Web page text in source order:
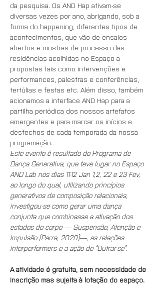
da pesquisa. Os AND Hap ativam-se
diversas vezes por ano, abrigando, sob a
forma do happening, diferentes tipos de
acontecimentos, que vão de ensaios
abertos e mostras de processo das
residências acolhidas no Espaço a
propostas tais como intervenções e
performances, palestras e conferências,
tertúlias e festas etc. Além disso, também
acionamos a interface AND Hap para a
partilha periódica dos nossos artefatos
emergentes e para marcar os inícios e
desfechos de cada temporada da nossa
programação.
Este evento é resultado do Programa de
Dança Generativa, que teve lugar no Espaço
AND Lab nos dias 11-12 Jan 1,2, 22 e 23 Fev,
ao longo do qual, utilizando princípios
generativos de composição relacionais,
investigou-se como gerar uma dança
conjunta que combinasse a ativação dos
estados do corpo — Suspensão, Atenção e
Impulsão (Parra, 2020)—, as relações
interperformers e a ação de “Outrar-se”.
A atividade é gratuita, sem necessidade de
inscrição mas sujeita à lotação do espaço.